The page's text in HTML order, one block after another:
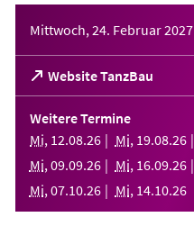
Mittwoch, 24. Februar 2027
Website TanzBau
(Öffnet
in
einem
neuen
Tab)
Weitere Termine
Mi, 12.08.26 Mi, 19.08.26
Mi, 09.09.26 Mi, 16.09.26
Mi, 07.10.26 Mi, 14.10.26